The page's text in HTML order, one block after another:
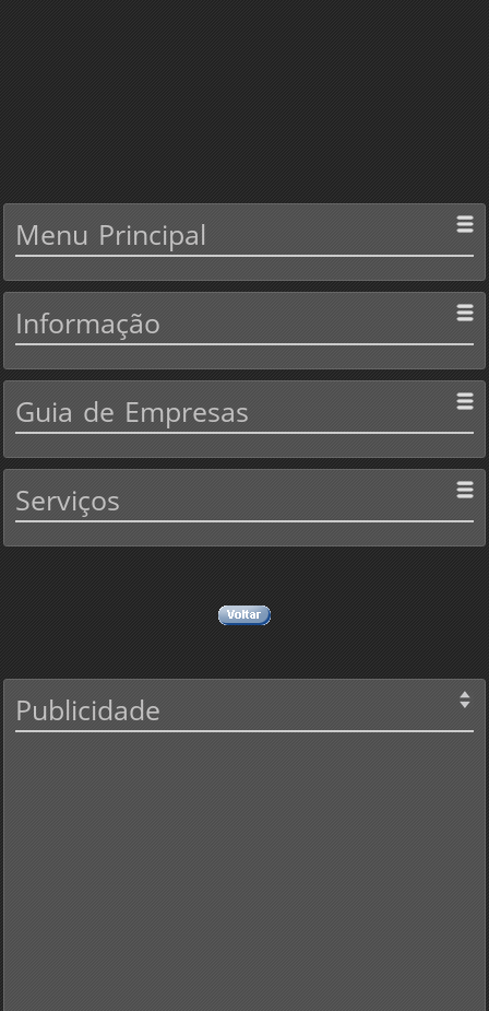
Menu Principal
Informação
Guia de Empresas
Serviços
Publicidade